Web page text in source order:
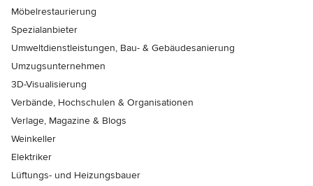
Möbelrestaurierung
Spezialanbieter
Umweltdienstleistungen, Bau- & Gebäudesanierung
Umzugsunternehmen
3D-Visualisierung
Verbände, Hochschulen & Organisationen
Verlage, Magazine & Blogs
Weinkeller
Elektriker
Lüftungs- und Heizungsbauer